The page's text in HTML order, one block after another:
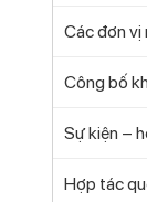
Các đơn vị
Công bố
Sự kiện –
Hợp tác